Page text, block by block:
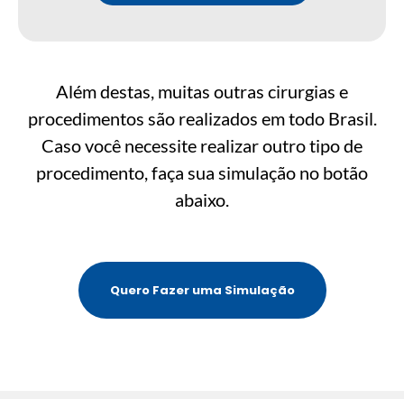
Além destas, muitas outras cirurgias e
procedimentos são realizados em todo Brasil.
Caso você necessite realizar outro tipo de
procedimento, faça sua simulação no botão
abaixo.
Quero Fazer uma Simulação